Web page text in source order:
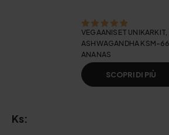
VEGAANISET UNIKARKIT,
ASHWAGANDHA KSM-
ANANAS
SCOPRI DI PIÙ
Ks: